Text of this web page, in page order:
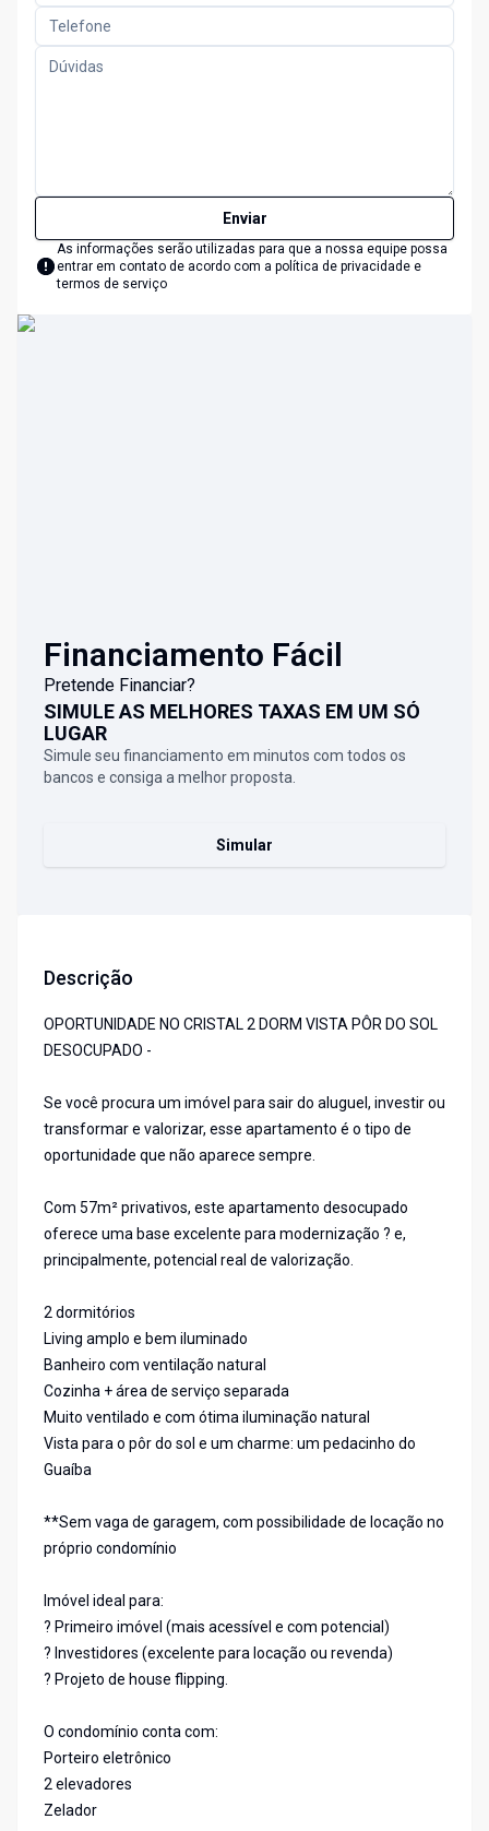
Enviar
As informações serão utilizadas para que a nossa equipe possa
entrar em contato de acordo com a política de privacidade e
termos de serviço
Financiamento Fácil
Pretende Financiar?
SIMULE AS MELHORES TAXAS EM UM SÓ
LUGAR
Simule seu financiamento em minutos com todos os
bancos e consiga a melhor proposta.
Simular
Descrição
OPORTUNIDADE NO CRISTAL 2 DORM VISTA PÔR DO SOL
DESOCUPADO -
Se você procura um imóvel para sair do aluguel, investir ou
transformar e valorizar, esse apartamento é o tipo de
oportunidade que não aparece sempre.
Com 57m² privativos, este apartamento desocupado
oferece uma base excelente para modernização ? e,
principalmente, potencial real de valorização.
2 dormitórios
Living amplo e bem iluminado
Banheiro com ventilação natural
Cozinha + área de serviço separada
Muito ventilado e com ótima iluminação natural
Vista para o pôr do sol e um charme: um pedacinho do
Guaíba
**Sem vaga de garagem, com possibilidade de locação no
próprio condomínio
Imóvel ideal para:
? Primeiro imóvel (mais acessível e com potencial)
? Investidores (excelente para locação ou revenda)
? Projeto de house flipping.
O condomínio conta com:
Porteiro eletrônico
2 elevadores
Zelador